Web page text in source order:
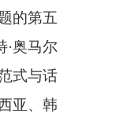
的第五
奥马尔
式与话
亚、韩